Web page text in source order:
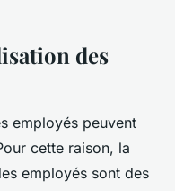
des
employés peuvent
cette raison, la
employés sont des